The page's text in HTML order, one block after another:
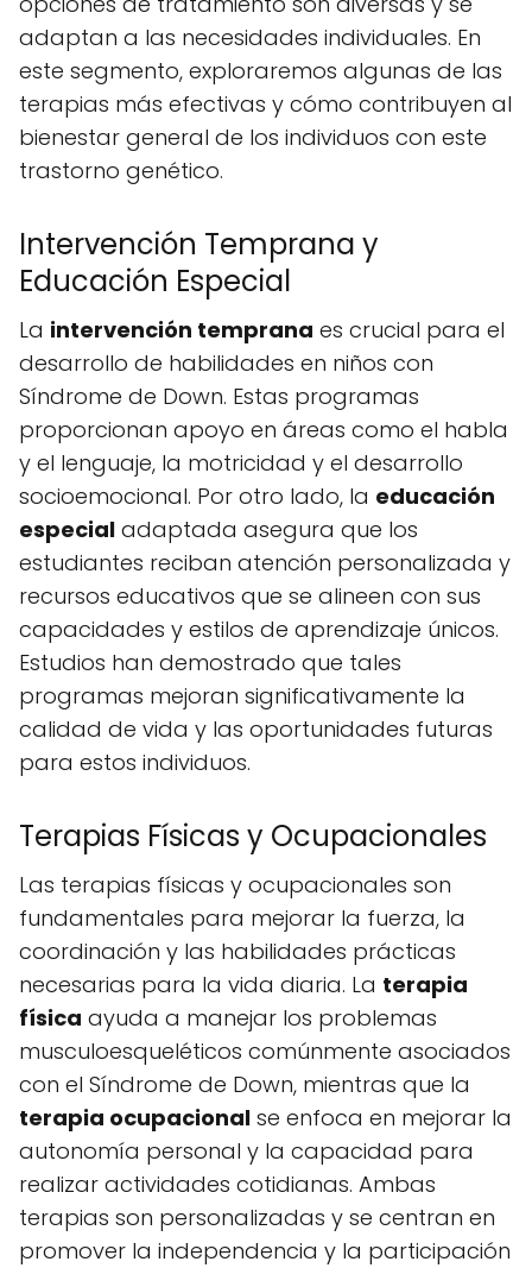
adaptan a las necesidades individuales. En
este segmento, exploraremos algunas de las
terapias más efectivas y cómo contribuyen al
bienestar general de los individuos con este
trastorno genético.
Intervención Temprana y
Educación Especial
La intervención temprana es crucial para el
desarrollo de habilidades en niños con
Síndrome de Down. Estas programas
proporcionan apoyo en áreas como el habla
y el lenguaje, la motricidad y el desarrollo
socioemocional. Por otro lado, la educación
especial adaptada asegura que los
estudiantes reciban atención personalizada y
recursos educativos que se alineen con sus
capacidades y estilos de aprendizaje únicos.
Estudios han demostrado que tales
programas mejoran significativamente la
calidad de vida y las oportunidades futuras
para estos individuos.
Terapias Físicas y Ocupacionales
Las terapias físicas y ocupacionales son
fundamentales para mejorar la fuerza, la
coordinación y las habilidades prácticas
necesarias para la vida diaria. La terapia
física ayuda a manejar los problemas
musculoesqueléticos comúnmente asociados
con el Síndrome de Down, mientras que la
terapia ocupacional se enfoca en mejorar la
autonomía personal y la capacidad para
realizar actividades cotidianas. Ambas
terapias son personalizadas y se centran en
promover la independencia y la participación